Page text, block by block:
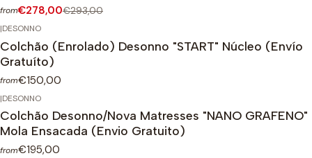
from€278,00€293,00
|DESONNO
Colchão (Enrolado) Desonno "START" Núcleo (Envío
Gratuíto)
from€150,00
|DESONNO
Colchão Desonno/Nova Matresses "NANO GRAFENO"
Mola Ensacada (Envio Gratuito)
from€195,00